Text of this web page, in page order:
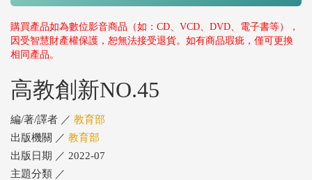
購買產品如為數位影音商品（如：CD、VCD、DVD、電子書等），
因受智慧財產權保護，恕無法接受退貨。如有商品瑕疵，僅可更換
相同產品。
高教創新NO.45
編/著/譯者 ／ 教育部
出版機關 ／ 教育部
出版日期 ／ 2022-07
主題分類 ／